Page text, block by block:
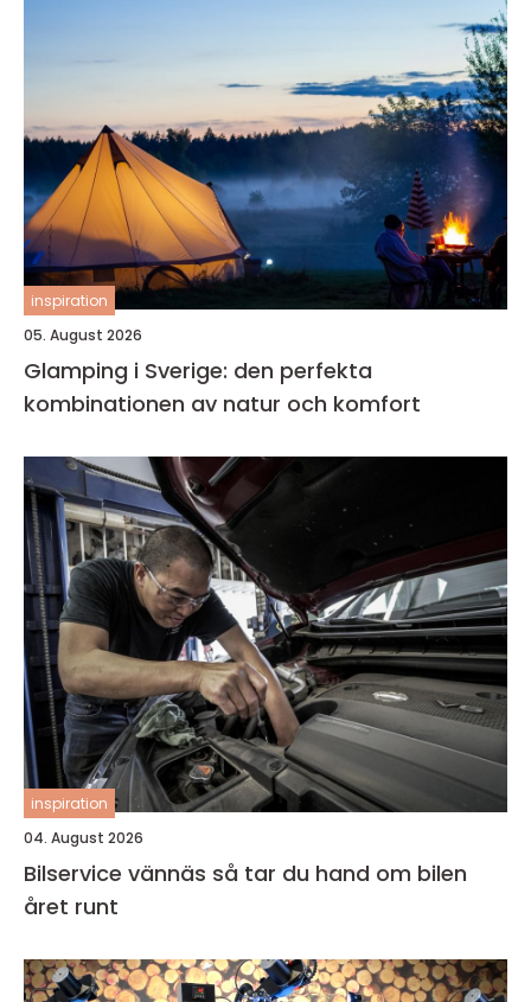
inspiration
05. August 2026
Glamping i Sverige: den perfekta
kombinationen av natur och komfort
inspiration
04. August 2026
Bilservice vännäs så tar du hand om bilen
året runt